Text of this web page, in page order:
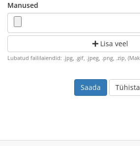
Manused
Lisa veel
Lubatud faililaiendid: .jpg, .gif, .jpeg, .png, .zip,
Tühista